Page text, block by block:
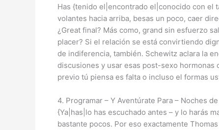
Has {tenido el|encontrado el|conocido con el
volantes hacia arriba, besas un poco, caer
¿Great final? Más como, grand sin esfuerzo
placer? Si el relación se está convirtiendo
de indiferencia, también. Schewitz aclara la
discusiones y usar esas post-sexo
previo tú piensa es falta o incluso el formas
4. Programar – Y Aventúrate Para – Noches
{Ya|has|lo has escuchado antes – y lo harás
bastante pocos. Por eso exactamente